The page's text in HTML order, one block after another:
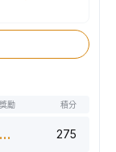
獎勵 積分
275